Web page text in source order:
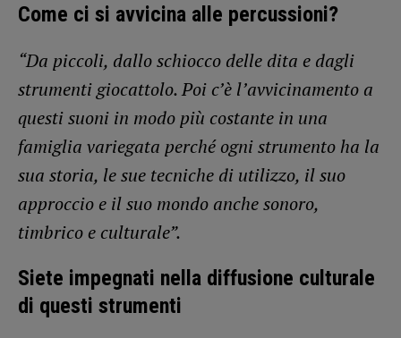
Come ci si avvicina alle percussioni?
“Da piccoli, dallo schiocco delle dita e dagli
strumenti giocattolo. Poi c’è l’avvicinamento a
questi suoni in modo più costante in una
famiglia variegata perché ogni strumento ha la
sua storia, le sue tecniche di utilizzo, il suo
approccio e il suo mondo anche sonoro,
timbrico e culturale”.
Siete impegnati nella diffusione culturale
di questi strumenti